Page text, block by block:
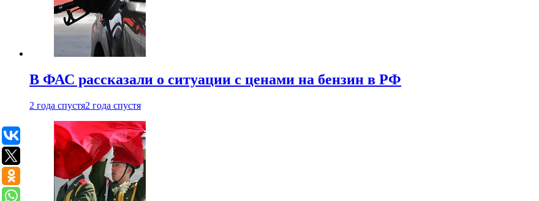
В ФАС рассказали о ситуации с ценами на бензин в РФ
2 года спустя2 года спустя